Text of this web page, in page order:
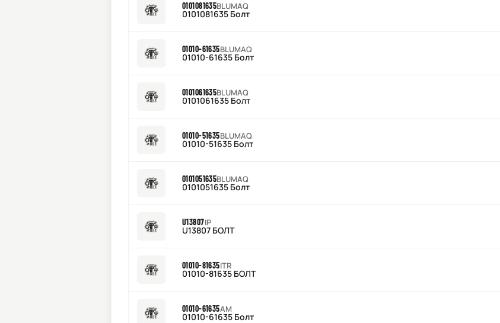
0101081635BLUMAQ
0101081635 Болт
01010-61635BLUMAQ
01010-61635 Болт
0101061635BLUMAQ
0101061635 Болт
01010-51635BLUMAQ
01010-51635 Болт
0101051635BLUMAQ
0101051635 Болт
U13807IP
U13807 БОЛТ
01010-81635ITR
01010-81635 БОЛТ
01010-61635AM
01010-61635 Болт